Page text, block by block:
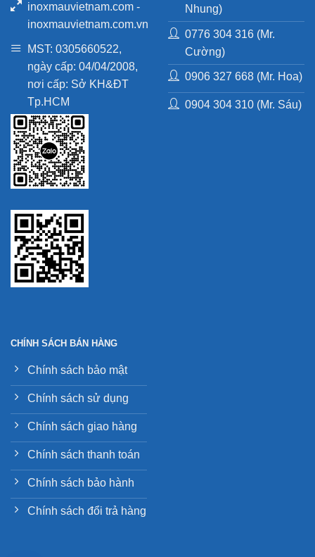
inoxmauvietnam.com -
inoxmauvietnam.com.vn
MST: 0305660522,
ngày cấp: 04/04/2008,
nơi cấp: Sở KH&ĐT
Tp.HCM
Nhung)
0776 304 316 (Mr.
Cường)
0906 327 668 (Mr. Hoa)
0904 304 310 (Mr. Sáu)
CHÍNH SÁCH BÁN HÀNG
Chính sách bảo mật
Chính sách sử dụng
Chính sách giao hàng
Chính sách thanh toán
Chính sách bảo hành
Chính sách đổi trả hàng